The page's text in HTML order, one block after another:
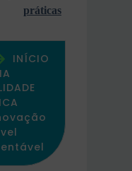
práticas
INÍCIO